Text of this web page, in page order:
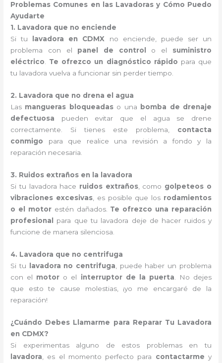
Problemas Comunes en las Lavadoras y Cómo Puedo
Ayudarte
1. Lavadora que no enciende
Si tu
lavadora en CDMX no enciende, puede ser un
problema con el panel de control o el suministro
eléctrico. Te ofrezco un diagnóstico rápido para que
tu lavadora vuelva a funcionar sin perder tiempo.
2. Lavadora que no drena el agua
Las mangueras bloqueadaso una
bomba de drenaje
defectuosa pueden evitar que el agua se drene
correctamente. Si tienes este problema, contacta
conmigo para que realice una revisión a fondo y la
reparación necesaria.
3. Ruidos extraños en la lavadora
Si tu lavadora hace ruidos extraños, como golpeteos o
vibraciones excesivas, es posible que los rodamientos
o el motorestén dañados. Te ofrezco una reparación
profesional
para que tu lavadora deje de hacer ruidos y
funcione de manera silenciosa.
4. Lavadora que no centrifuga
Si tu
lavadora no centrifuga , puede haber un problema
con el motor o el interruptor de la puerta . No dejes
que esto te cause molestias, ¡yo me encargaré de la
reparación!
¿Cuándo Debes Llamarme para Reparar Tu Lavadora
en CDMX?
Si experimentas alguno de estos problemas en tu
lavadora , es el momento perfecto para contactarme y